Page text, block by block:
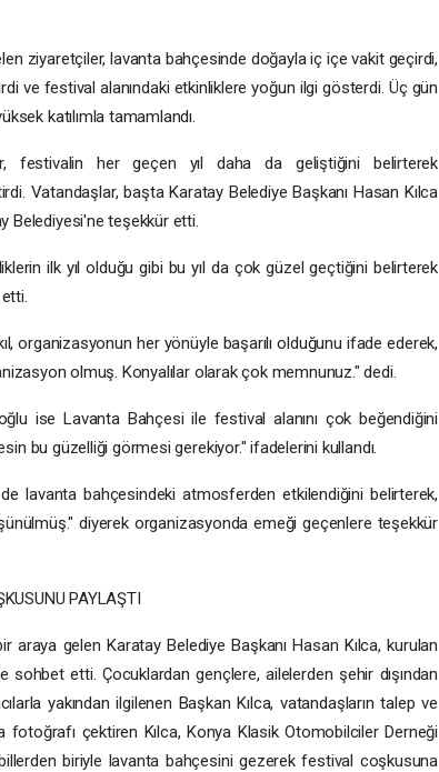
ziyaretçiler, lavanta bahçesinde doğayla iç içe vakit geçirdi,
ve festival alanındaki etkinliklere yoğun ilgi gösterdi. Üç gün
katılımla tamamlandı.
festivalin her geçen yıl daha da geliştiğini belirterek
Vatandaşlar, başta Karatay Belediye Başkanı Hasan Kılca
Belediyesi'ne teşekkür etti.
ilk yıl olduğu gibi bu yıl da çok güzel geçtiğini belirterek
organizasyonun her yönüyle başarılı olduğunu ifade ederek,
olmuş. Konyalılar olarak çok memnunuz." dedi.
ise Lavanta Bahçesi ile festival alanını çok beğendiğini
bu güzelliği görmesi gerekiyor." ifadelerini kullandı.
lavanta bahçesindeki atmosferden etkilendiğini belirterek,
diyerek organizasyonda emeği geçenlere teşekkür
PAYLAŞTI
araya gelen Karatay Belediye Başkanı Hasan Kılca, kurulan
etti. Çocuklardan gençlere, ailelerden şehir dışından
yakından ilgilenen Başkan Kılca, vatandaşların talep ve
çektiren Kılca, Konya Klasik Otomobilciler Derneği
biriyle lavanta bahçesini gezerek festival coşkusuna